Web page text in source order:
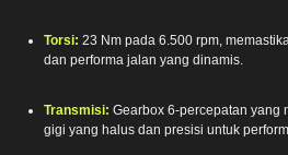
Torsi: 23 Nm pada 6.500 rpm,
dan performa jalan yang dinamis.
Transmisi: Gearbox 6-percepatan yang
gigi yang halus dan presisi untuk